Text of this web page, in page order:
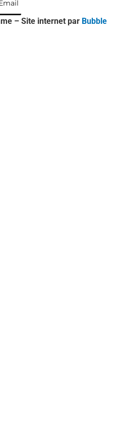
– Site internet par Bubble